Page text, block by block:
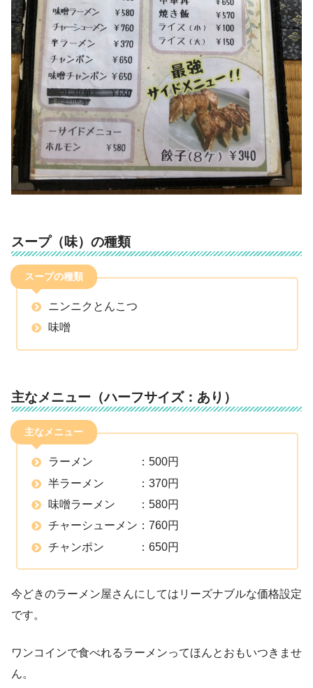
スープ（味）の種類
スープの種類
ニンニクとんこつ
味噌
主なメニュー（ハーフサイズ：あり）
主なメニュー
ラーメン ：500円
半ラーメン ：370円
味噌ラーメン ：580円
チャーシューメン：760円
チャンポン ：650円
今どきのラーメン屋さんにしてはリーズナブルな価格設定
です。
ワンコインで食べれるラーメンってほんとおもいつきませ
ん。